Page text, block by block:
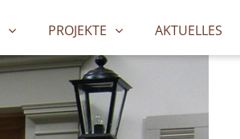
PROJEKTE AKTUELLES